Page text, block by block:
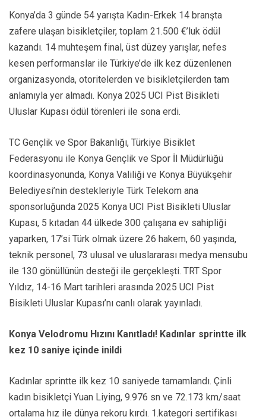
Konya’da 3 günde 54 yarışta Kadın-Erkek 14 branşta
zafere ulaşan bisikletçiler, toplam 21.500 €’luk ödül
kazandı. 14 muhteşem final, üst düzey yarışlar, nefes
kesen performanslar ile Türkiye’de ilk kez düzenlenen
organizasyonda, otoritelerden ve bisikletçilerden tam
anlamıyla yer almadı. Konya 2025 UCI Pist Bisikleti
Uluslar Kupası ödül törenleri ile sona erdi.
TC Gençlik ve Spor Bakanlığı, Türkiye Bisiklet
Federasyonu ile Konya Gençlik ve Spor İl Müdürlüğü
koordinasyonunda, Konya Valiliği ve Konya Büyükşehir
Belediyesi’nin destekleriyle Türk Telekom ana
sponsorluğunda 2025 Konya UCI Pist Bisikleti Uluslar
Kupası, 5 kıtadan 44 ülkede 300 çalışana ev sahipliği
yaparken, 17’si Türk olmak üzere 26 hakem, 60 yaşında,
teknik personel, 73 ulusal ve uluslararası medya mensubu
ile 130 gönüllünün desteği ile gerçekleşti. TRT Spor
Yıldız, 14-16 Mart tarihleri arasında 2025 UCI Pist
Bisikleti Uluslar Kupası’nı canlı olarak yayınladı.
Konya Velodromu Hızını Kanıtladı! Kadınlar sprintte ilk
kez 10 saniye içinde inildi
Kadınlar sprintte ilk kez 10 saniyede tamamlandı. Çinli
kadın bisikletçi Yuan Liying, 9.976 sn ve 72.173 km/saat
ortalama hız ile dünya rekoru kırdı. 1.kategori sertifikası